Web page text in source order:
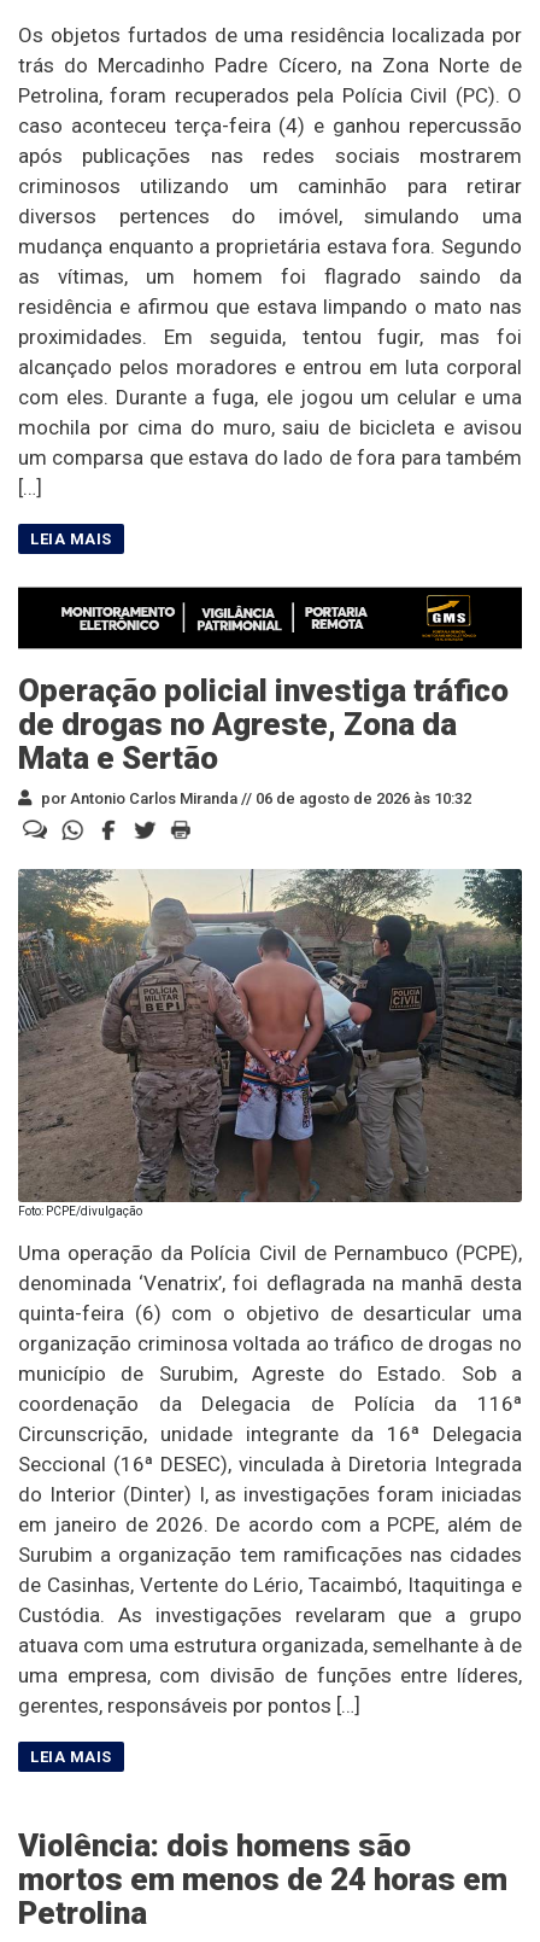
Os objetos furtados de uma residência localizada por
trás do Mercadinho Padre Cícero, na Zona Norte de
Petrolina, foram recuperados pela Polícia Civil (PC). O
caso aconteceu terça-feira (4) e ganhou repercussão
após publicações nas redes sociais mostrarem
criminosos utilizando um caminhão para retirar
diversos pertences do imóvel, simulando uma
mudança enquanto a proprietária estava fora. Segundo
as vítimas, um homem foi flagrado saindo da
residência e afirmou que estava limpando o mato nas
proximidades. Em seguida, tentou fugir, mas foi
alcançado pelos moradores e entrou em luta corporal
com eles. Durante a fuga, ele jogou um celular e uma
mochila por cima do muro, saiu de bicicleta e avisou
um comparsa que estava do lado de fora para também
[…]
Operação policial investiga tráfico
de drogas no Agreste, Zona da
Mata e Sertão
por Antonio Carlos Miranda // 06 de agosto de 2026 às 10:32
Foto: PCPE/divulgação
Uma operação da Polícia Civil de Pernambuco (PCPE),
denominada ‘Venatrix’, foi deflagrada na manhã desta
quinta-feira (6) com o objetivo de desarticular uma
organização criminosa voltada ao tráfico de drogas no
município de Surubim, Agreste do Estado. Sob a
coordenação da Delegacia de Polícia da 116ª
Circunscrição, unidade integrante da 16ª Delegacia
Seccional (16ª DESEC), vinculada à Diretoria Integrada
do Interior (Dinter) I, as investigações foram iniciadas
em janeiro de 2026. De acordo com a PCPE, além de
Surubim a organização tem ramificações nas cidades
de Casinhas, Vertente do Lério, Tacaimbó, Itaquitinga e
Custódia. As investigações revelaram que a grupo
atuava com uma estrutura organizada, semelhante à de
uma empresa, com divisão de funções entre líderes,
gerentes, responsáveis por pontos […]
Violência: dois homens são
mortos em menos de 24 horas em
Petrolina